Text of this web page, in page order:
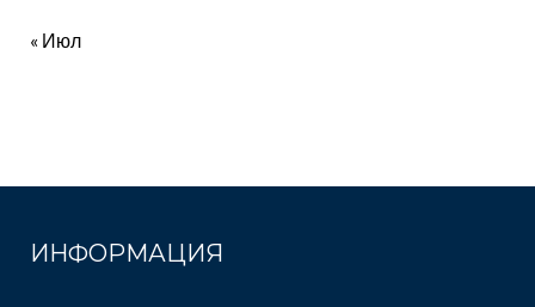
« Июл
ИНФОРМАЦИЯ